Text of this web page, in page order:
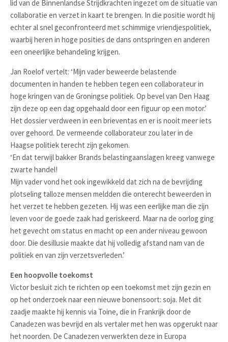
lid van de Binnenlandse Strijdkrachten ingezet om de situatie van
collaboratie en verzet in kaart te brengen. In die positie wordt hij
echter al snel geconfronteerd met schimmige vriendjespolitiek,
waarbij heren in hoge posities de dans ontspringen en anderen
een oneerlijke behandeling krijgen.
Jan Roelof vertelt: ‘Mijn vader beweerde belastende
documenten in handen te hebben tegen een collaborateur in
hoge kringen van de Groningse politiek. Op bevel van Den Haag
zijn deze op een dag opgehaald door een figuur op een motor.’
Het dossier verdween in een brieventas en er is nooit meer iets
over gehoord. De vermeende collaborateur zou later in de
Haagse politiek terecht zijn gekomen.
‘En dat terwijl bakker Brands belastingaanslagen kreeg vanwege
zwarte handel!
Mijn vader vond het ook ingewikkeld dat zich na de bevrijding
plotseling talloze mensen meldden die onterecht beweerden in
het verzet te hebben gezeten. Hij was een eerlijke man die zijn
leven voor de goede zaak had geriskeerd. Maar na de oorlog ging
het gevecht om status en macht op een ander niveau gewoon
door. Die desillusie maakte dat hij volledig afstand nam van de
politiek en van zijn verzetsverleden.’
Een hoopvolle toekomst
Victor besluit zich te richten op een toekomst met zijn gezin en
op het onderzoek naar een nieuwe bonensoort: soja. Met dit
zaadje maakte hij kennis via Toine, die in Frankrijk door de
Canadezen was bevrijd en als vertaler met hen was opgerukt naar
het noorden. De Canadezen verwerkten deze in Europa